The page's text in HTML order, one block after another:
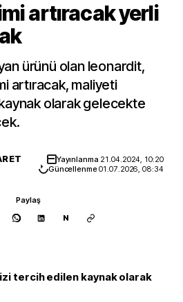
artıracak yerli
ürünü olan leonardit,
artıracak, maliyeti
olarak gelecekte
Yayınlanma 21.04.2024, 10:20
Güncellenme01.07.2026, 08:34
Paylaş
N
tercih edilen kaynak olarak